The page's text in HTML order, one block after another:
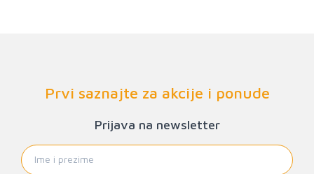
Prvi saznajte za akcije i ponude
Prijava na newsletter